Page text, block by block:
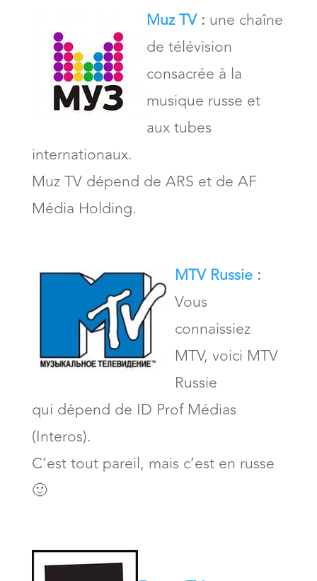
Muz TV: une chaîne
de télévision
consacrée à la
musique russe et
aux tubes
internationaux.
Muz TV dépend de ARS et de AF
Média Holding.
MTV Russie:
Vous
connaissiez
MTV, voici MTV
Russie
qui dépend de ID Prof Médias
(Interos).
C’est tout pareil, mais c’est en russe
🙂